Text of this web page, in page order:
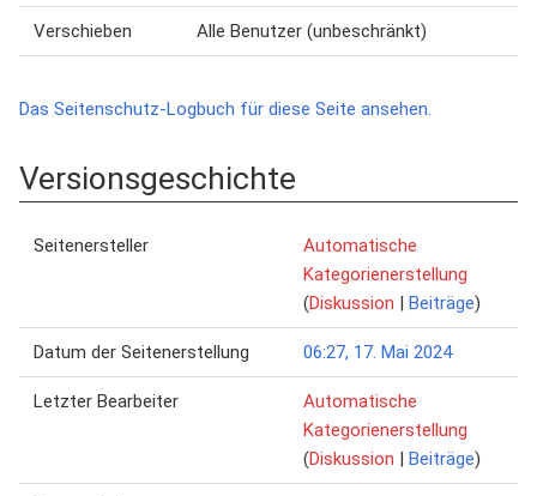
Verschieben Alle Benutzer (unbeschränkt)
Das Seitenschutz-Logbuch für diese Seite ansehen.
Versionsgeschichte
Seitenersteller
Automatische
Kategorienerstellung
(Diskussion | Beiträge)
Datum der Seitenerstellung 06:27, 17. Mai 2024
Letzter Bearbeiter
Automatische
Kategorienerstellung
(Diskussion | Beiträge)